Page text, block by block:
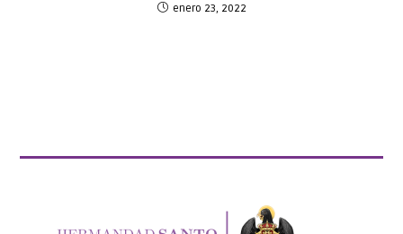
enero 23, 2022